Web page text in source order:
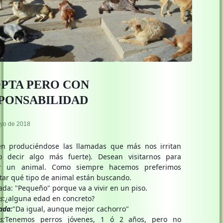
PERO CON
de 2018
produciéndose las llamadas que más nos irritan
decir algo más fuerte). Desean visitarnos para
un animal. Como siempre hacemos preferimos
qué tipo de animal están buscando.
"Pequeño" porque va a vivir en un piso.
:¿alguna edad en concreto?
"Da igual, aunque mejor cachorro"
Tenemos perros jóvenes, 1 ó 2 años, pero no